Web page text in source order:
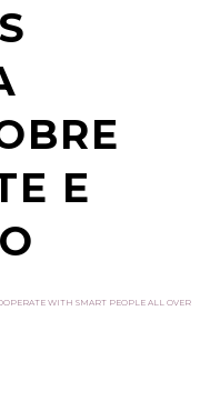
E
WITH SMART PEOPLE ALL OVER